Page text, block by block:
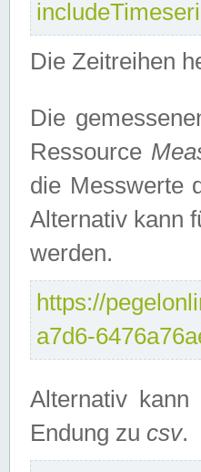
Die Zeitreihen
Die
Ressource
die Messwerte
Alternativ kann
werden.
https://
a7d6-
Alternativ
Endung zu csv.